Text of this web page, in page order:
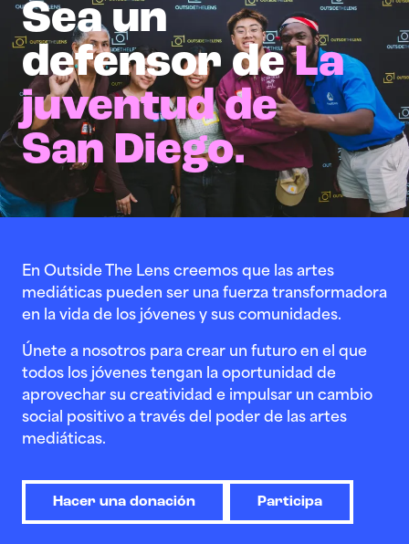
Sea un
defensor deLa
juventud de
San Diego.
En Outside The Lens creemos que las artes
mediáticas pueden ser una fuerza transformadora
en la vida de los jóvenes y sus comunidades.
Únete a nosotros para crear un futuro en el que
todos los jóvenes tengan la oportunidad de
aprovechar su creatividad e impulsar un cambio
social positivo a través del poder de las artes
mediáticas.
Hacer una donación Participa